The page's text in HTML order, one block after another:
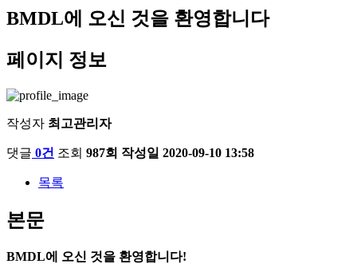
BMDL에 오신 것을 환영합니다
페이지 정보
작성자 최고관리자
댓글 0건 조회 987회 작성일 2020-09-10 13:58
목록
본문
BMDL에 오신 것을 환영합니다!